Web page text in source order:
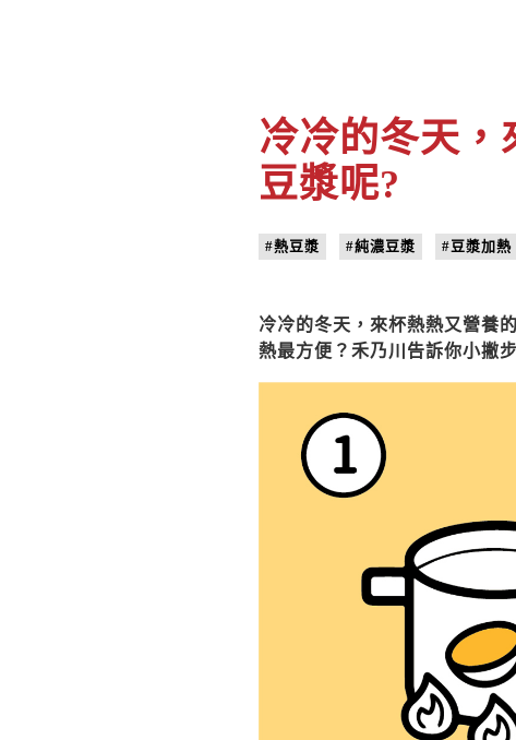
冷冷的冬天
豆漿呢?
#熱豆漿 #純濃豆漿 #豆漿加熱
冷冷的冬天，來杯熱熱又營養
熱最方便？禾乃川告訴你小撇